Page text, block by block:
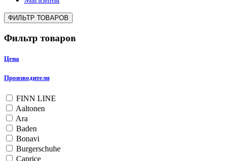
ФИЛЬТР ТОВАРОВ
Фильтр товаров
Цена
Производители
FINN LINE
Aaltonen
Ara
Baden
Bonavi
Burgerschuhe
Caprice